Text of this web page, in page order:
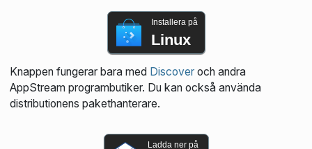
Installera på
Linux
Knappen fungerar bara med Discoveroch andra
AppStream programbutiker. Du kan också använda
distributionens pakethanterare.
Ladda ner på